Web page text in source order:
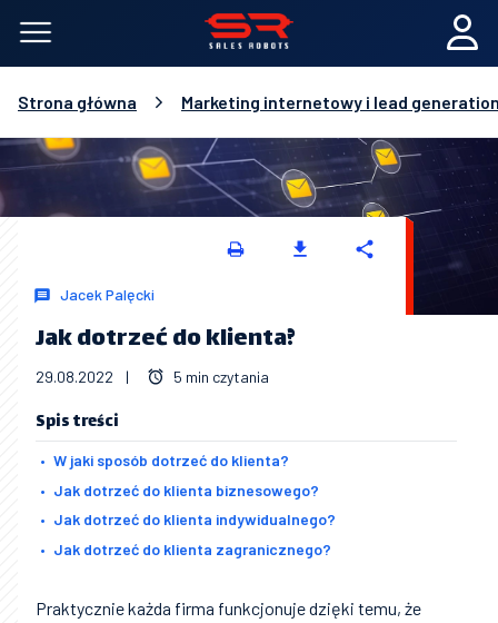
Strona główna Marketing internetowy i lead
Jacek Palęcki
Jak dotrzeć do klienta?
29.08.2022 | 5 min czytania
Spis treści
W jaki sposób dotrzeć do klienta?
Jak dotrzeć do klienta biznesowego?
Jak dotrzeć do klienta indywidualnego?
Jak dotrzeć do klienta zagranicznego?
Praktycznie każda firma funkcjonuje dzięki temu, że